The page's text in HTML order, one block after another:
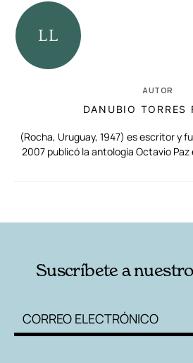
AUTOR
DANUBIO TORRES
(Rocha, Uruguay, 1947) es escritor y
2007 publicó la antología Octavio Paz
Suscríbete a